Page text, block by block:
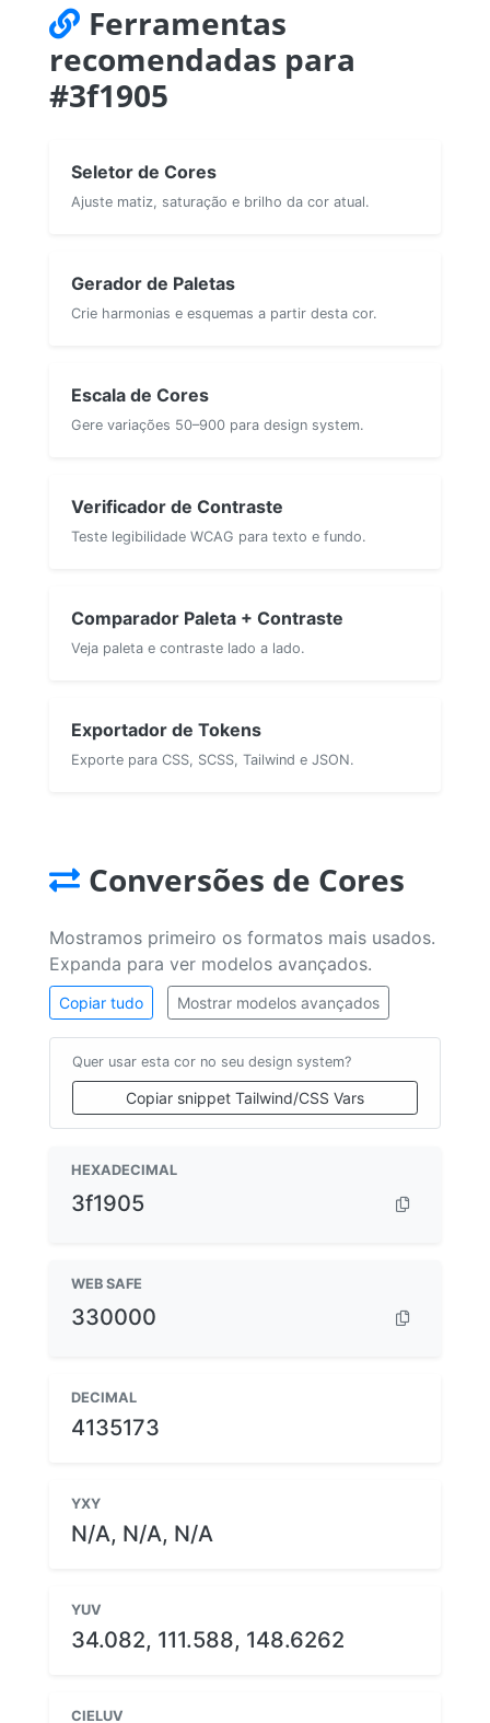
Ferramentas
recomendadas para
#3f1905
Seletor de Cores
Ajuste matiz, saturação e brilho da cor atual.
Gerador de Paletas
Crie harmonias e esquemas a partir desta cor.
Escala de Cores
Gere variações 50–900 para design system.
Verificador de Contraste
Teste legibilidade WCAG para texto e fundo.
Comparador Paleta + Contraste
Veja paleta e contraste lado a lado.
Exportador de Tokens
Exporte para CSS, SCSS, Tailwind e JSON.
Conversões de Cores
Mostramos primeiro os formatos mais usados.
Expanda para ver modelos avançados.
Copiar tudo Mostrar modelos avançados
Quer usar esta cor no seu design system?
Copiar snippet Tailwind/CSS Vars
HEXADECIMAL
3f1905
WEB SAFE
330000
DECIMAL
4135173
YXY
N/A, N/A, N/A
YUV
34.082, 111.588, 148.6262
CIELUV